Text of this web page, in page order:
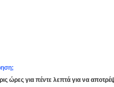
ώρες για πέντε λεπτά για να